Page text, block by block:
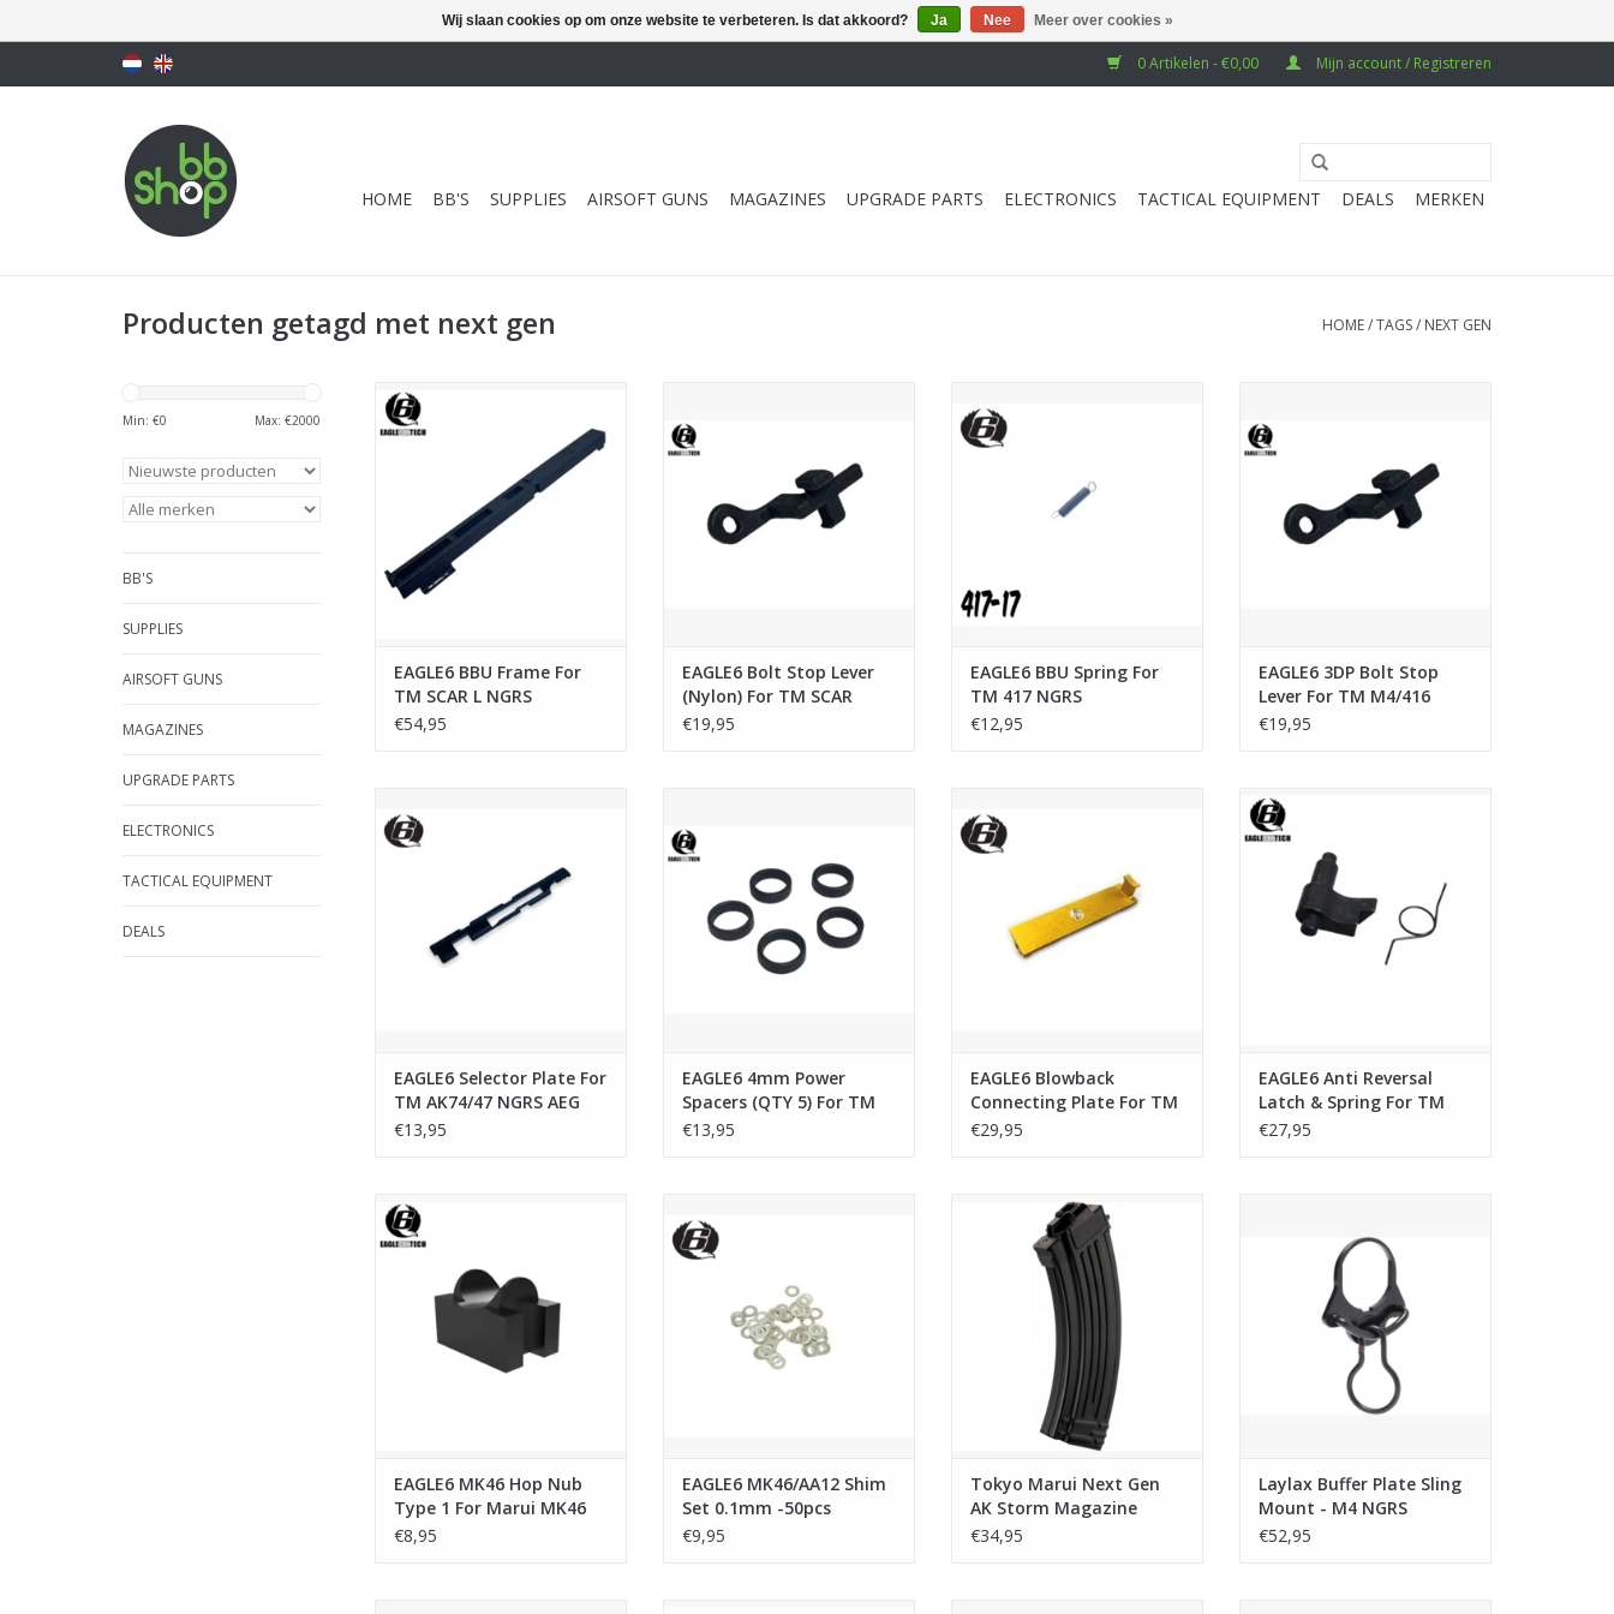
0 Artikelen - €0,00 Mijn account / Registreren
HOME BB'S SUPPLIES AIRSOFT GUNS MAGAZINES UPGRADE PARTS ELECTRONICS TACTICAL EQUIPMENT DEALS MERKEN
Producten getagd met next gen HOME/TAGS/ NEXT GEN
Min: €0 Max: €2000
BB'S
SUPPLIES
AIRSOFT GUNS
MAGAZINES
UPGRADE PARTS
ELECTRONICS
TACTICAL EQUIPMENT
DEALS
EAGLE6 BBU Frame For TM SCAR
TOEVOEGEN AAN WINKELWAGEN
EAGLE6 BBU Frame For
TM SCAR L NGRS
€54,95
TOEVOEGEN AAN WINKELWAGEN
EAGLE6 Bolt Stop Lever
(Nylon) For TM SCAR
NGRS
€19,95
TOEVOEGEN AAN WINKELWAGEN
EAGLE6 BBU Spring For
TM 417 NGRS
€12,95
TOEVOEGEN AAN WINKELWAGEN
EAGLE6 3DP Bolt Stop
Lever For TM M4/416
€19,95
EAGLE6 Selector Plate For
TM AK74/47 NGRS AEG
€13,95
TOEVOEGEN AAN WINKELWAGEN
EAGLE6 4mm Power
Spacers (QTY 5) For TM
M4/416 NGRS
€13,95
Plate For TM M4/416 NGRS
TOEVOEGEN AAN WINKELWAGEN
EAGLE6 Blowback
Connecting Plate For TM
M4/416 NGRS
€29,95
EAGLE6 Anti Reversal Latch &
Spring For TM MK46 NGRS
TOEVOEGEN AAN WINKELWAGEN
EAGLE6 Anti Reversal
Latch & Spring For TM
MK46 NGRS
€27,95
EAGLE6 MK46 Hop Nub Type 1
TOEVOEGEN AAN WINKELWAGEN
EAGLE6 MK46 Hop Nub
Type 1 For Marui MK46
NGRS
€8,95
TOEVOEGEN AAN WINKELWAGEN
EAGLE6 MK46/AA12 Shim
Set 0.1mm -50pcs
€9,95
Tokyo Marui Next Gen AK Storm
Magazine (90rnds) - Black
TOEVOEGEN AAN WINKELWAGEN
Tokyo Marui Next Gen
AK Storm Magazine
(90rnds) - Black
€34,95
TOEVOEGEN AAN WINKELWAGEN
Laylax Buffer Plate Sling
Mount - M4 NGRS
€52,95
Wij slaan cookies op om onze website te verbeteren. Is dat akkoord? Ja Nee Meer over cookies »